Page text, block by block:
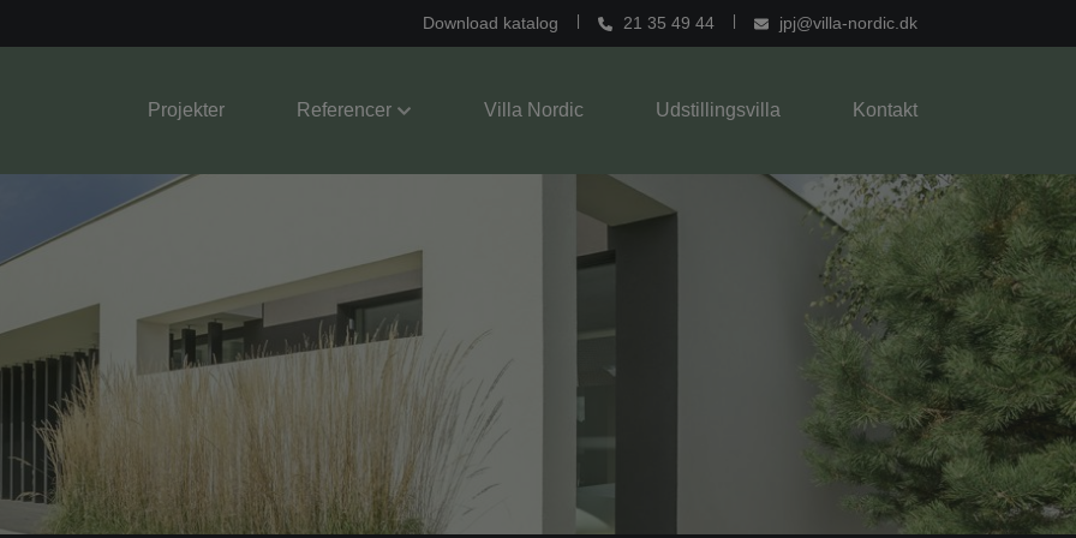
Download katalog 21 35 49 44 jpj@villa-nordic.dk
Projekter Referencer Villa Nordic Udstillingsvilla Kontakt